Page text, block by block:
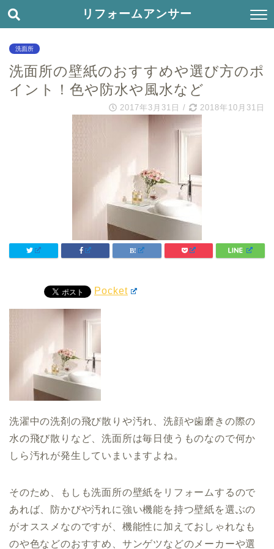
リフォームアンサー
洗面所
洗面所の壁紙のおすすめや選び方のポ
イント！色や防水や風水など
2017年3月31日 / 2018年10月31日
Pocket
洗濯中の洗剤の飛び散りや汚れ、洗顔や歯磨きの際の
水の飛び散りなど、洗面所は毎日使うものなので何か
しら汚れが発生していまいますよね。
そのため、もしも洗面所の壁紙をリフォームするので
あれば、防かびや汚れに強い機能を持つ壁紙を選ぶの
がオススメなのですが、機能性に加えておしゃれなも
のや色などのおすすめ、サンゲツなどのメーカーや選